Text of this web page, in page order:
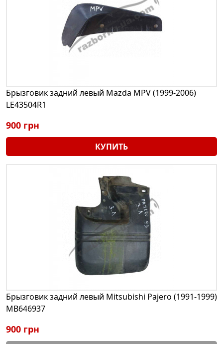
Брызговик задний левый Mazda MPV (1999-2006)
LE43504R1
900 грн
КУПИТЬ
Брызговик задний левый Mitsubishi Pajero (1991-1999)
MB646937
900 грн